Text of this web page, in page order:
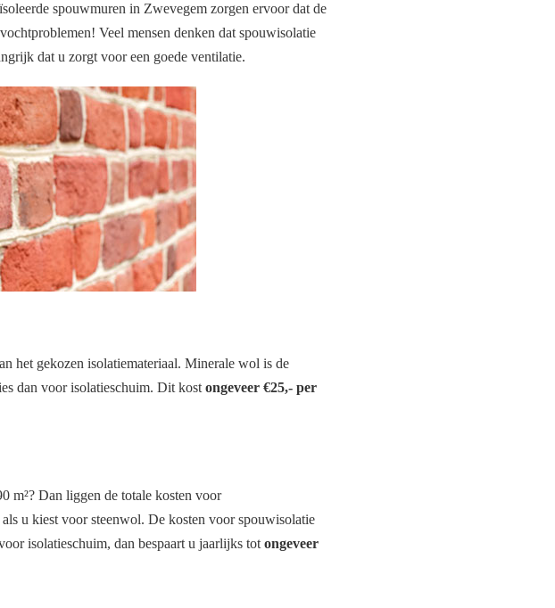
spouwmuren in Zwevegem zorgen ervoor dat de
Veel mensen denken dat spouwisolatie
dat u zorgt voor een goede ventilatie.
het gekozen isolatiemateriaal. Minerale wol is de
dan voor isolatieschuim. Dit kost ongeveer €25,- per
m²? Dan liggen de totale kosten voor
als u kiest voor steenwol. De kosten voor spouwisolatie
isolatieschuim, dan bespaart u jaarlijks tot ongeveer